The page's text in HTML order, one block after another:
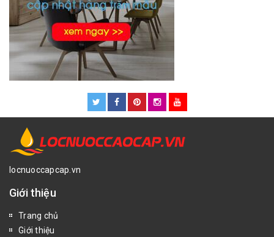
locnuoccapcap.vn
Giới thiệu
Trang chủ
Giới thiệu